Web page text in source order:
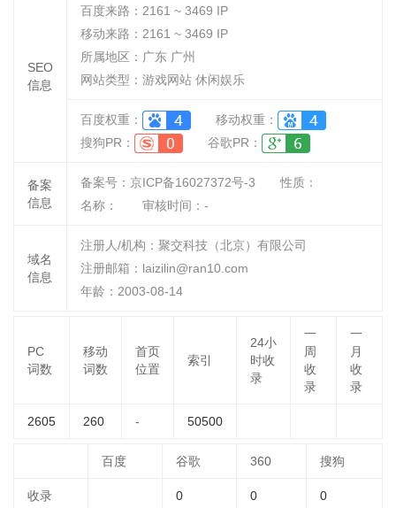
SEO
信息
百度来路： 2161 ~ 3469 IP
移动来路： 2161 ~ 3469 IP
所属地区：广东 广州
网站类型：游戏网站 休闲娱乐
百度权重：
移动权重：
搜狗PR：
谷歌PR：
备案
信息
备案号：京ICP备16027372号-3
性质：
名称：
审核时间： -
域名
信息
注册人/机构：聚交科技（北京）有限公司
注册邮箱：laizilin@ran10.com
年龄：2003-08-14
PC
词数
移动
词数
首页
位置
索引
24小
时收
录
一
周
收
录
一
月
收
录
2605 260 - 50500
百度 谷歌 360 搜狗
收录 0 0 0